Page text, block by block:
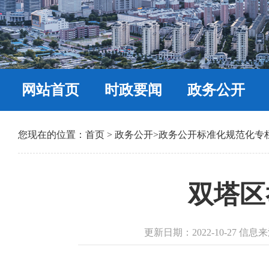
网站首页 时政要闻 政务公开
您现在的位置： 首页 > 政务公开>政务公开标准化规范化专
双塔
更新日期：2022-10-27 信息